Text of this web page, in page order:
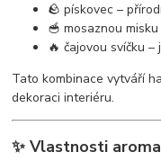
🪨 pískovec –
🥣 mosaznou
🔥 čajovou svíčku
Tato kombinace vytváří
dekoraci interiéru.
✨ Vlastnosti